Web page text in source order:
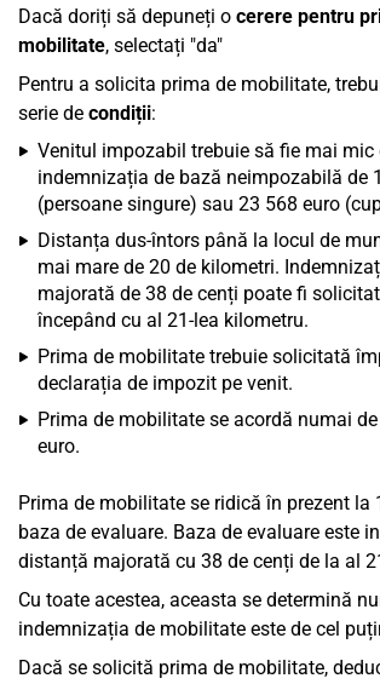
Dacă doriți să depuneți o cerere pentru
mobilitate, selectați "da"
Pentru a solicita prima de mobilitate,
serie de condiții:
Venitul impozabil trebuie să fie mai mic
indemnizația de bază neimpozabilă de
(persoane singure) sau 23 568 euro
Distanța dus-întors până la locul de
mai mare de 20 de kilometri.
majorată de 38 de cenți poate fi
începând cu al 21-lea kilometru.
Prima de mobilitate trebuie solicitată
declarația de impozit pe venit.
Prima de mobilitate se acordă numai
euro.
Prima de mobilitate se ridică în prezent la
baza de evaluare. Baza de evaluare este
distanță majorată cu 38 de cenți de la al
Cu toate acestea, aceasta se determină
indemnizația de mobilitate este de cel
Dacă se solicită prima de mobilitate,